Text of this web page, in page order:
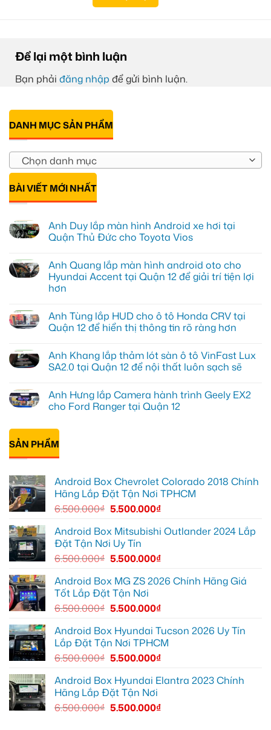
Để lại một bình luận
Bạn phải đăng nhập để gửi bình luận.
DANH MỤC SẢN PHẨM
Chọn danh mục
BÀI VIẾT MỚI NHẤT
Anh Duy lắp màn hình Android xe hơi tại
Quận Thủ Đức cho Toyota Vios
bình
luận
ở
Anh
màn
hình
Android
tại
Quận
Thủ
Toyota
Vios
Anh Quang lắp màn hình android oto cho
Hyundai Accent tại Quận 12 để giải trí tiện lợi
hơn
bình
luận
ở
lắp
màn
hình
cho
Hyundai
Accent
để
giải
trí
hơn
Anh Tùng lắp HUD cho ô tô Honda CRV tại
Quận 12 để hiển thị thông tin rõ ràng hơn
bình
luận
ở
lắp
HUD
cho
Honda
CRV
tại
Quận
hiển
thị
thông
tin
hơn
Anh Khang lắp thảm lót sàn ô tô VinFast Lux
SA2.0 tại Quận 12 để nội thất luôn sạch sẽ
bình
luận
ở
thảm
lót
sàn
VinFast
Lux
SA2.0
tại
Quận
nội
thất
sạch
Anh Hưng lắp Camera hành trình Geely EX2
cho Ford Ranger tại Quận 12
có
luận
ở
Anh
Camera
hành
trình
Geely
EX2
Ford
Ranger
tại
SẢN PHẨM
Android Box Chevrolet Colorado 2018 Chính
Hãng Lắp Đặt Tận Nơi TPHCM
6.500.000₫ 5.500.000₫
Android Box Mitsubishi Outlander 2024 Lắp
Đặt Tận Nơi Uy Tín
6.500.000₫ 5.500.000₫
Android Box MG ZS 2026 Chính Hãng Giá
Tốt Lắp Đặt Tận Nơi
6.500.000₫ 5.500.000₫
Android Box Hyundai Tucson 2026 Uy Tín
Lắp Đặt Tận Nơi TPHCM
6.500.000₫ 5.500.000₫
Android Box Hyundai Elantra 2023 Chính
Hãng Lắp Đặt Tận Nơi
6.500.000₫ 5.500.000₫